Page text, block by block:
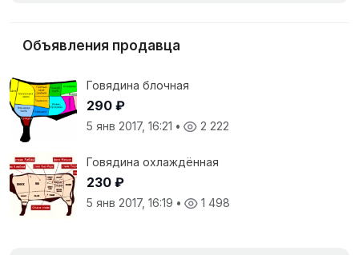
Объявления продавца
Говядина блочная
290 ₽
5 янв 2017, 16:21 • 2 222
Говядина охлаждённая
230 ₽
5 янв 2017, 16:19 • 1 498